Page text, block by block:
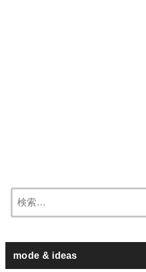
索:
mode & ideas